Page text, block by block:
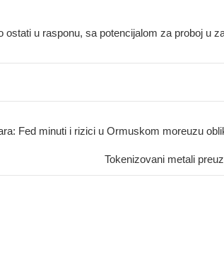
u rasponu, sa potencijalom za proboj u
Fed minuti i rizici u Ormuskom moreuzu
Tokenizovani metali